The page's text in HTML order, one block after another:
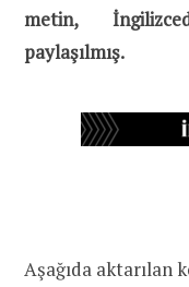
metin,
paylaşılmış.
Aşağıda aktarılan